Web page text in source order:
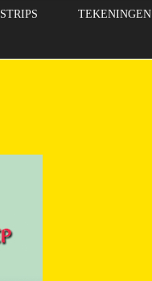
STRIPS TEKENINGEN